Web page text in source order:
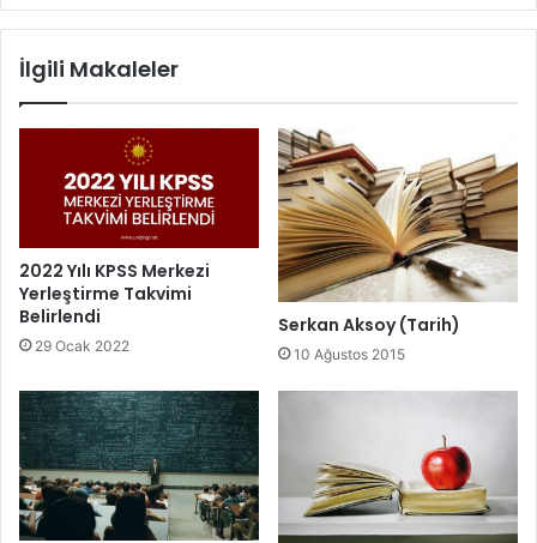
İlgili Makaleler
2022 Yılı KPSS Merkezi
Yerleştirme Takvimi
Belirlendi
29 Ocak 2022
Serkan Aksoy (Tarih)
10 Ağustos 2015